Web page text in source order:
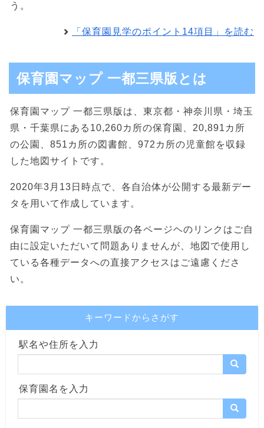
う。
「保育園見学のポイント14項目」を読む
保育園マップ 一都三県版とは
保育園マップ 一都三県版は、東京都・神奈川県・埼玉
県・千葉県にある10,260カ所の保育園、20,891カ所
の公園、851カ所の図書館、972カ所の児童館を収録
した地図サイトです。
2020年3月13日時点で、各自治体が公開する最新デー
タを用いて作成しています。
保育園マップ 一都三県版の各ページヘのリンクはご自
由に設定いただいて問題ありませんが、地図で使用し
ている各種データへの直接アクセスはご遠慮くださ
い。
キーワードからさがす
駅名や住所を入力
保育園名を入力